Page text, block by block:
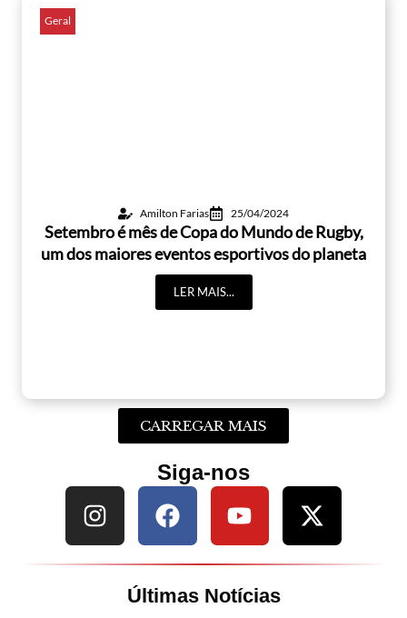
Geral
Amilton Farias 25/04/2024
Setembro é mês de Copa do Mundo de Rugby,
um dos maiores eventos esportivos do planeta
LER MAIS...
CARREGAR MAIS
Siga-nos
Últimas Notícias